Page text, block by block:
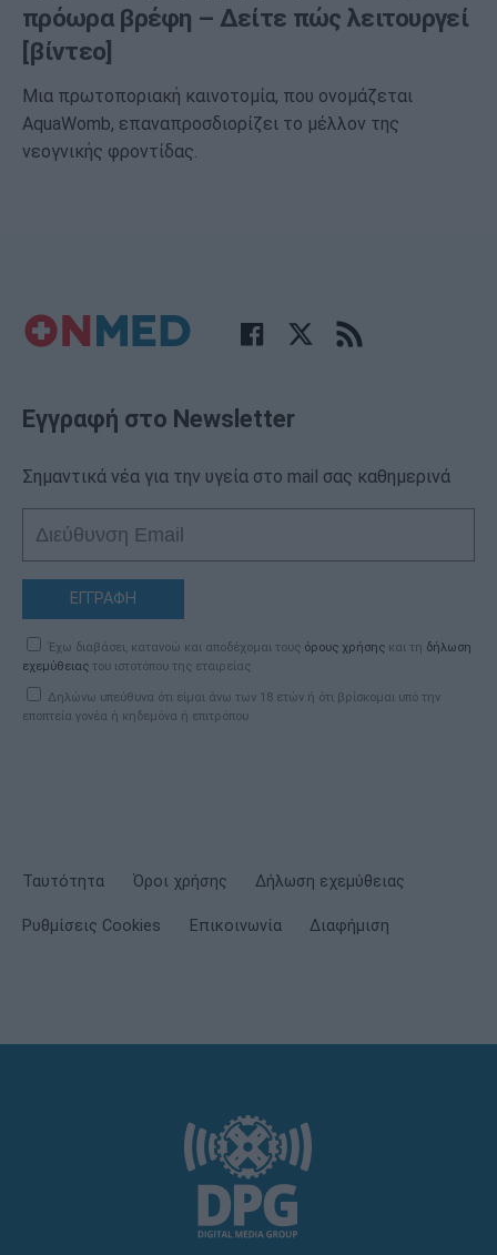
πρόωρα βρέφη – Δείτε πώς λειτουργεί
[βίντεο]
Μια πρωτοποριακή καινοτομία, που ονομάζεται
AquaWomb, επαναπροσδιορίζει το μέλλον της
νεογνικής φροντίδας.
Εγγραφή στο Newsletter
Σημαντικά νέα για την υγεία στο mail σας καθημερινά
ΕΓΓΡΑΦΗ
Έχω διαβάσει, κατανοώ και αποδέχομαι τους όρους χρήσης και τη δήλωση
εχεμύθειας του ιστοτόπου της εταιρείας
Δηλώνω υπεύθυνα ότι είμαι άνω των 18 ετών ή ότι βρίσκομαι υπό την
εποπτεία γονέα ή κηδεμόνα ή επιτρόπου
Ταυτότητα Όροι χρήσης Δήλωση εχεμύθειας
Ρυθμίσεις Cookies Επικοινωνία Διαφήμιση